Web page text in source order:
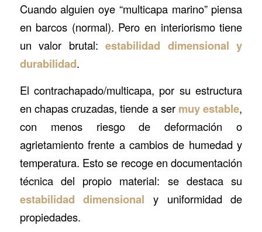
Cuando alguien oye “multicapa marino” piensa
en barcos (normal). Pero en interiorismo tiene
un valor brutal:estabilidad dimensional y
durabilidad.
El contrachapado/multicapa, por su estructura
en chapas cruzadas, tiende a ser muy estable,
con menos riesgo de deformación o
agrietamiento frente a cambios de humedad y
temperatura. Esto se recoge en documentación
técnica del propio material: se destaca su
estabilidad dimensional y uniformidad de
propiedades.